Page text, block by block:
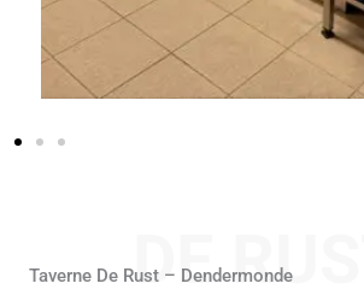
DE RUST
Taverne De Rust – Dendermonde